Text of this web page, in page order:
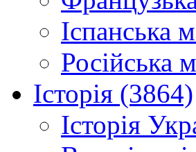
Іспанська
Російська
Історія (3864)
Історія